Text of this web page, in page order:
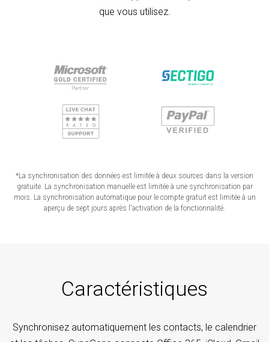
que vous utilisez.
*La synchronisation des données est limitée à deux sources dans la version
gratuite. La synchronisation manuelle est limitée à une synchronisation par
mois. La synchronisation automatique pour le compte gratuit est limitée à un
aperçu de sept jours après l'activation de la fonctionnalité.
Caractéristiques
Synchronisez automatiquement les contacts, le calendrier